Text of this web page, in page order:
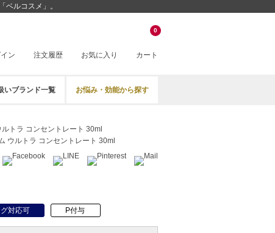
ベルコスメ」。
ン 注文履歴 お気に入り カート
0
いブランド一覧 お悩み・効能から探す
トラ コンセントレート 30ml
ウルトラ コンセントレート 30ml
対応可 P付与